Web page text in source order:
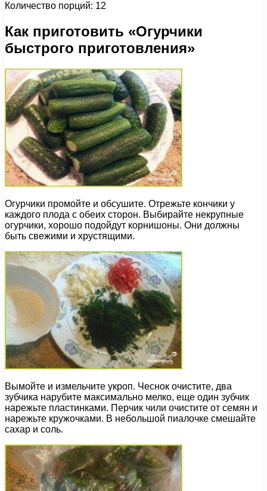
Количество порций: 12
Как приготовить «Огурчики
быстрого приготовления»
Огурчики промойте и обсушите. Отрежьте кончики у
каждого плода с обеих сторон. Выбирайте некрупные
огурчики, хорошо подойдут корнишоны. Они должны
быть свежими и хрустящими.
Вымойте и измельчите укроп. Чеснок очистите, два
зубчика нарубите максимально мелко, еще один зубчик
нарежьте пластинками. Перчик чили очистите от семян и
нарежьте кружочками. В небольшой пиалочке смешайте
сахар и соль.